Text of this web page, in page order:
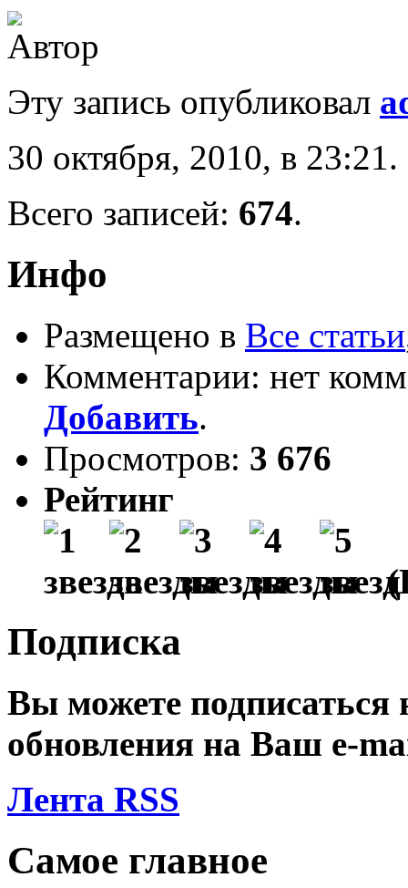
Эту запись опубликовал
30 октября, 2010, в 23:21.
Всего записей: 674.
Инфо
Размещено в Все статьи
Комментарии: нет
Добавить.
Просмотров: 3 676
Рейтинг
Подписка
Вы можете подписаться
обновления на Ваш e-
Лента RSS
Самое главное